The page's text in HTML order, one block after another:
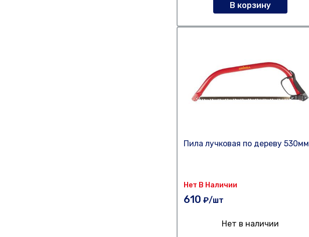
В корзину
Пила лучковая по дереву 530мм
Нет В Наличии
610 ₽/шт
Нет в наличии